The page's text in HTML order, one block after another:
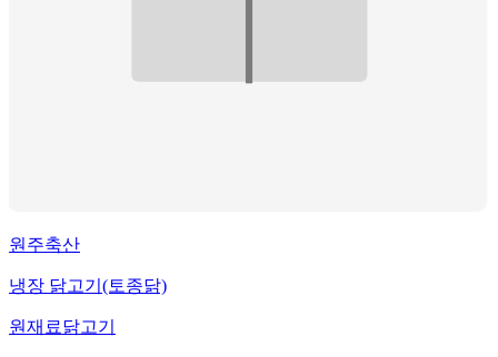
원주축산
냉장 닭고기(토종닭)
원재료닭고기